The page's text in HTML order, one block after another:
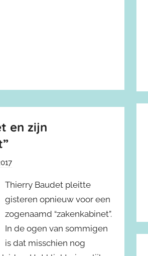
en zijn
Thierry Baudet pleitte
gisteren opnieuw voor een
zogenaamd “zakenkabinet”.
In de ogen van sommigen
is dat misschien nog